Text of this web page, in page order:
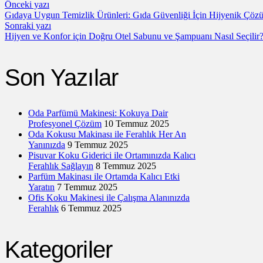
Önceki yazı
Gıdaya Uygun Temizlik Ürünleri: Gıda Güvenliği İçin Hijyenik
Sonraki yazı
Hijyen ve Konfor için Doğru Otel Sabunu ve Şampuanı Nasıl Seçilir?
Son Yazılar
Oda Parfümü Makinesi: Kokuya Dair
Profesyonel Çözüm 10 Temmuz 2025
Oda Kokusu Makinası ile Ferahlık Her An
Yanınızda 9 Temmuz 2025
Pisuvar Koku Giderici ile Ortamınızda Kalıcı
Ferahlık Sağlayın 8 Temmuz 2025
Parfüm Makinası ile Ortamda Kalıcı Etki
Yaratın 7 Temmuz 2025
Ofis Koku Makinesi ile Çalışma Alanınızda
Ferahlık 6 Temmuz 2025
Kategoriler